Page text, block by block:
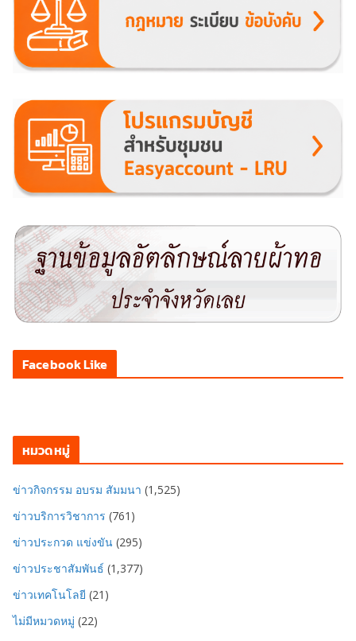
Facebook Like
หมวดหมู่
ข่าวกิจกรรม อบรม สัมมนา (1,525)
ข่าวบริการวิชาการ (761)
ข่าวประกวด แข่งขัน (295)
ข่าวประชาสัมพันธ์ (1,377)
ข่าวเทคโนโลยี (21)
ไม่มีหมวดหมู่ (22)